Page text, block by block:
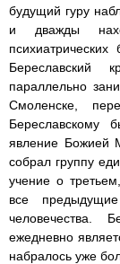
будущий гуру
и дважды
Береславский
параллельно
Смоленске,
Береславскому
явление Божией
собрал группу
учение о
все
человечества.
ежедневно
набралось уже